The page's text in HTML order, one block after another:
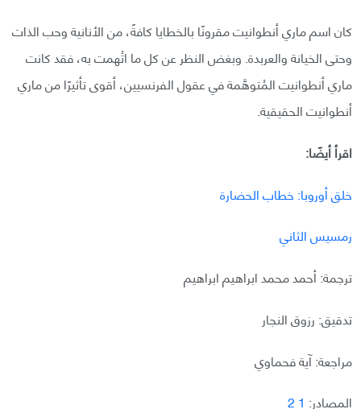
كان اسم ماري أنطوانيت مقرونًا بالخطايا كافةً، من الأنانية وحب الذات
وحتى الخيانة والعربدة. وبغض النظر عن كل ما اتُهمت به، فقد كانت
ماري أنطوانيت المُتوهَّمة في عقول الفرنسيين، أقوى تأثيرًا من ماري
أنطوانيت الحقيقية.
اقرأ أيضًا:
خلق أوروبا: خطاب الحضارة
رمسيس الثاني
ترجمة: أحمد محمد ابراهيم ابراهيم
تدقيق: رزوق النجار
مراجعة: آية فحماوي
المصادر: 1
2